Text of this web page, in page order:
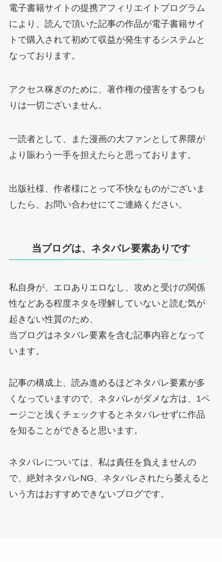
電子書籍サイトの提携アフィリエイトプログラム
により、読んで頂いた記事の作品が電子書籍サイ
トで購入されて初めて収益が発生するシステムと
なっております。
アクセス稼ぎのために、著作権の侵害をするつも
りは一切ございません。
一読者として、また漫画の大ファンとして界隈が
より賑わう一手を担えたらと思っております。
出版社様、作者様にとって不快なものがございま
したら、お問い合わせにてご連絡ください。
当ブログは、ネタバレ要素ありです
私自身が、エロありエロなし、攻めと受けの関係
性などある程度ネタを理解していないと読む気が
起きない性質のため、
当ブログはネタバレ要素を含む記事内容となって
います。
記事の構成上、読み進めるほどネタバレ要素が多
くなっていますので、ネタバレがダメな方は、1ペ
ージごと浅くチェックするとネタバレせずに作品
を知ることができると思います。
ネタバレについては、私は責任を負えませんの
で、絶対ネタバレNG、ネタバレされたら萎えると
いう方はおすすめできないブログです。